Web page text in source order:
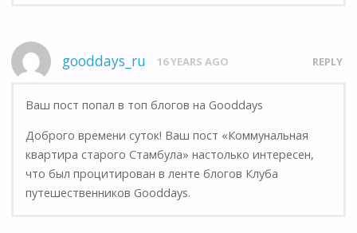
gooddays_ru 16 YEARS AGO REPLY
Ваш пост попал в топ блогов на Gooddays
Доброго времени суток! Ваш пост «Коммунальная
квартира старого Стамбула» настолько интересен,
что был процитирован в ленте блогов Клуба
путешественников Gooddays.